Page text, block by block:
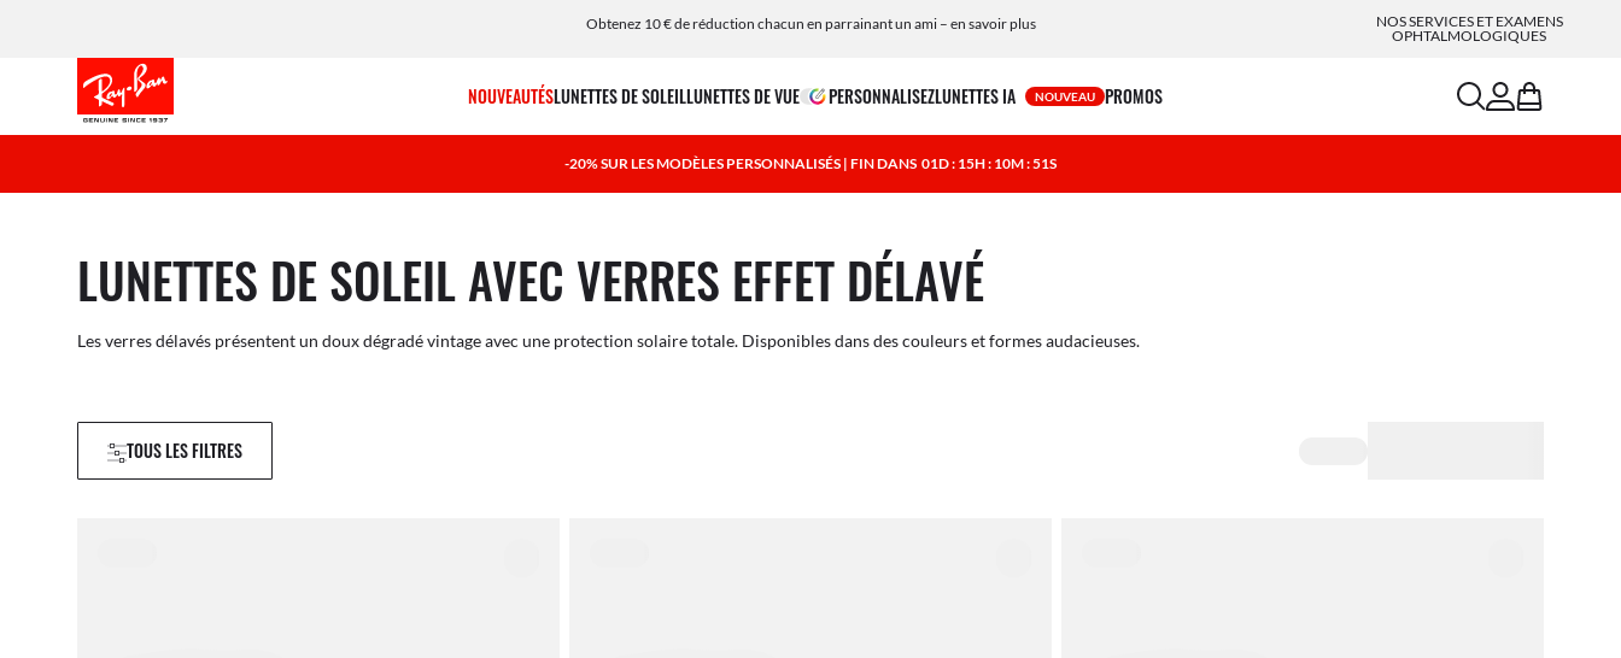
Obtenez 10 € de réduction chacun en parrainant un ami – en savoir plus
NOS SERVICES ET EXAMENS
OPHTALMOLOGIQUES
NOUVEAUTÉSLUNETTES DE SOLEILLUNETTES DE VUE PERSONNALISEZLUNETTES IA NOUVEAU PROMOS searchaccount
bag
-20% SUR LES MODÈLES PERSONNALISÉS | FIN DANS 01D : 15H : 10M : 50S
LUNETTES DE SOLEIL AVEC VERRES EFFET DÉLAVÉ
Les verres délavés présentent un doux dégradé vintage avec une protection solaire totale. Disponibles dans des couleurs et formes audacieuses.
TOUS LES FILTRES